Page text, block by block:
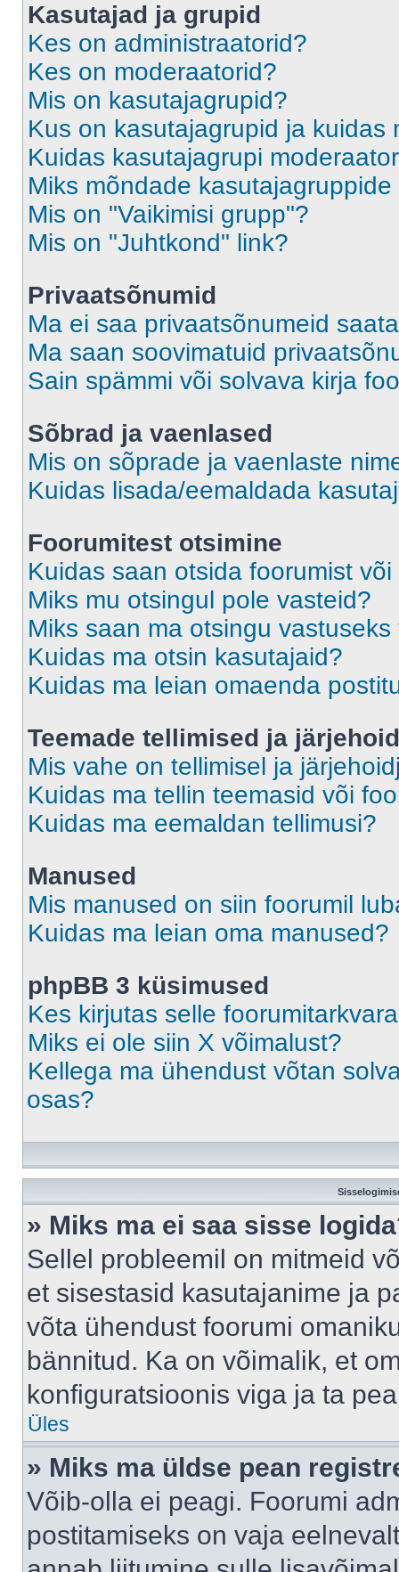
Kasutajad ja grupid
Kes on administraatorid?
Kes on moderaatorid?
Mis on kasutajagrupid?
Kus on kasutajagrupid ja kuidas
Kuidas kasutajagrupi
Miks mõndade
Mis on "Vaikimisi grupp"?
Mis on "Juhtkond" link?
Privaatsõnumid
Ma ei saa privaatsõnumeid
Ma saan soovimatuid
Sain spämmi või solvava kirja
Sõbrad ja vaenlased
Mis on sõprade ja vaenlaste
Kuidas lisada/eemaldada
Foorumitest otsimine
Kuidas saan otsida foorumist
Miks mu otsingul pole vasteid?
Miks saan ma otsingu
Kuidas ma otsin kasutajaid?
Kuidas ma leian omaenda
Teemade tellimised ja
Mis vahe on tellimisel ja
Kuidas ma tellin teemasid või
Kuidas ma eemaldan tellimusi?
Manused
Mis manused on siin foorumil
Kuidas ma leian oma manused?
phpBB 3 küsimused
Kes kirjutas selle
Miks ei ole siin X võimalust?
Kellega ma ühendust võtan
osas?
» Miks ma ei saa sisse
Sellel probleemil on mitmeid
et sisestasid kasutajanime ja
võta ühendust foorumi
bännitud. Ka on võimalik, et
konfiguratsioonis viga ja ta
Üles
» Miks ma üldse pean
Võib-olla ei peagi. Foorumi
postitamiseks on vaja